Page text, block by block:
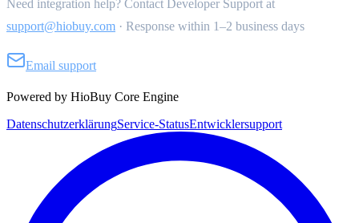
Need integration help? Contact Developer Support at
support@hiobuy.com · Response within 1–2 business days
Email support
Powered by HioBuy Core Engine
DatenschutzerklärungService-StatusEntwicklersupport